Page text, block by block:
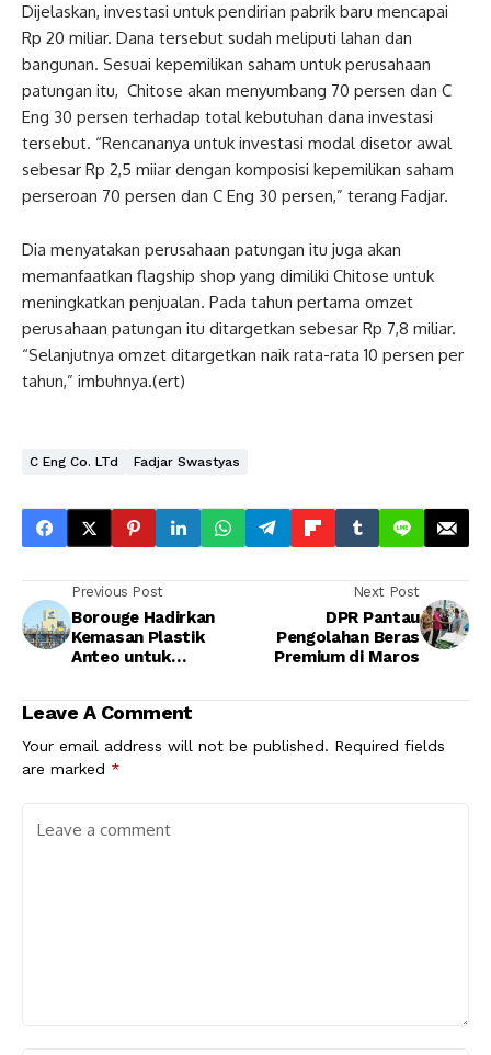
Dijelaskan, investasi untuk pendirian pabrik baru mencapai
Rp 20 miliar. Dana tersebut sudah meliputi lahan dan
bangunan. Sesuai kepemilikan saham untuk perusahaan
patungan itu, Chitose akan menyumbang 70 persen dan C
Eng 30 persen terhadap total kebutuhan dana investasi
tersebut. “Rencananya untuk investasi modal disetor awal
sebesar Rp 2,5 miiar dengan komposisi kepemilikan saham
perseroan 70 persen dan C Eng 30 persen,” terang Fadjar.
Dia menyatakan perusahaan patungan itu juga akan
memanfaatkan flagship shop yang dimiliki Chitose untuk
meningkatkan penjualan. Pada tahun pertama omzet
perusahaan patungan itu ditargetkan sebesar Rp 7,8 miliar.
“Selanjutnya omzet ditargetkan naik rata-rata 10 persen per
tahun,” imbuhnya.(ert)
C Eng Co. LTd Fadjar Swastyas
Previous Post
Borouge Hadirkan
Kemasan Plastik
Anteo untuk
Next Post
DPR Pantau
Pengolahan Beras
Premium di Maros
Leave A Comment
Your email address will not be published. Required fields
are marked *